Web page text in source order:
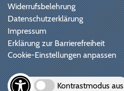
Widerrufsbelehrung
Datenschutzerklärung
Impressum
Erklärung zur Barrierefreiheit
Cookie-Einstellungen anpassen
Kontrastmodus aus